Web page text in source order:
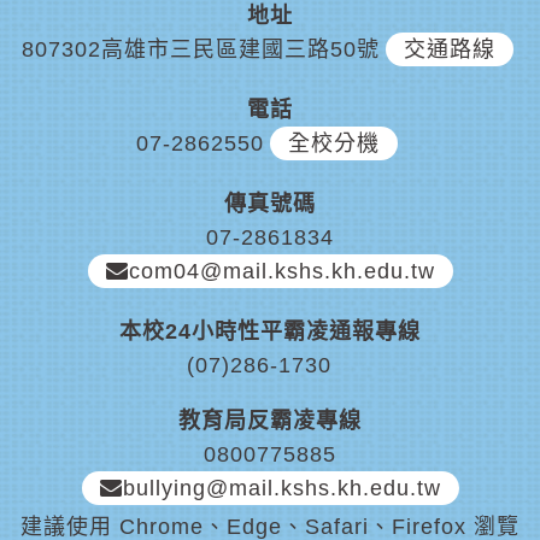
地址
807302高雄市三民區建國三路50號
交通路線
電話
07-2862550
全校分機
傳真號碼
07-2861834
com04@mail.kshs.kh.edu.tw
本校24小時性平霸凌通報專線
(07)286-1730
教育局反霸凌專線
0800775885
bullying@mail.kshs.kh.edu.tw
建議使用 Chrome、Edge、Safari、Firefox 瀏覽